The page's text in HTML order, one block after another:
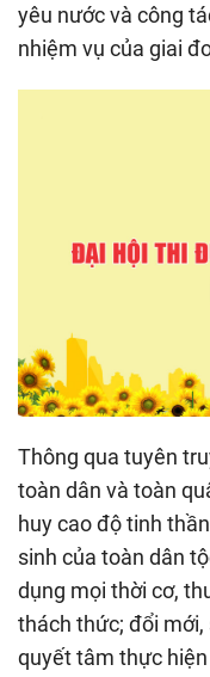
yêu nước và công
nhiệm vụ của giai
Thông qua tuyên
toàn dân và toàn
huy cao độ tinh
sinh của toàn dân
dụng mọi thời cơ,
thách thức; đổi mới,
quyết tâm thực